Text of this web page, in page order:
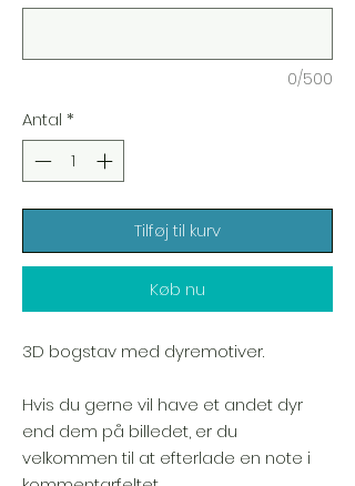
0/500
Antal *
Tilføj til kurv
Køb nu
3D bogstav med dyremotiver.
Hvis du gerne vil have et andet dyr
end dem på billedet, er du
velkommen til at efterlade en note i